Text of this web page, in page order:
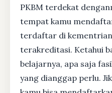
PKBM terdekat
tempat kamu
terdaftar di
terakreditasi. Ketahui
belajarnya, apa saja
yang dianggap perlu.